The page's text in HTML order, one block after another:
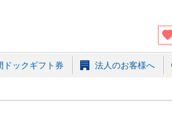
ドックギフト券 法人のお客様へ